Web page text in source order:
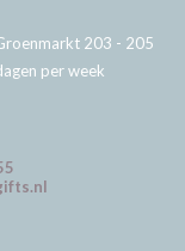
203 - 205
per week